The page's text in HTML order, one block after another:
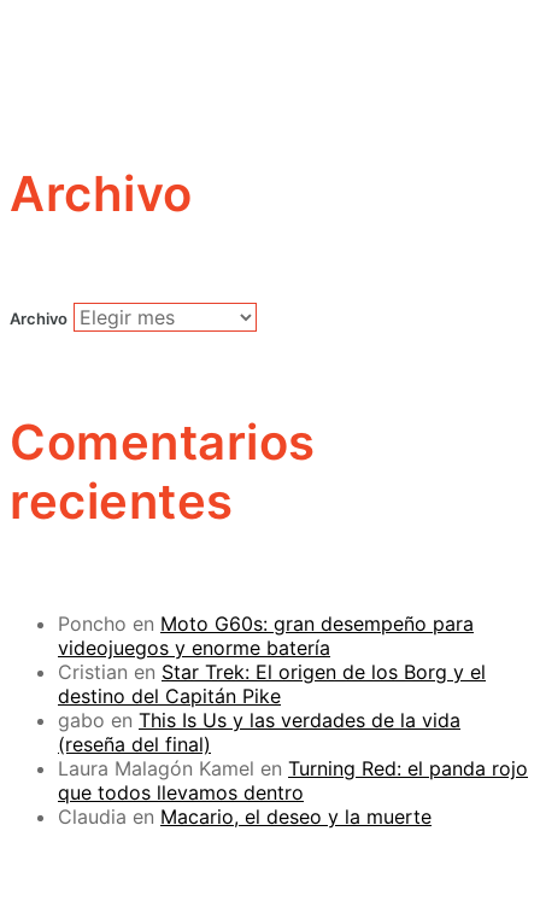
Archivo
Archivo
Comentarios
recientes
Poncho en Moto G60s: gran desempeño para
videojuegos y enorme batería
Cristian en Star Trek: El origen de los Borg y el
destino del Capitán Pike
gabo en This Is Us y las verdades de la vida
(reseña del final)
Laura Malagón Kamel en Turning Red: el panda rojo
que todos llevamos dentro
Claudia en Macario, el deseo y la muerte